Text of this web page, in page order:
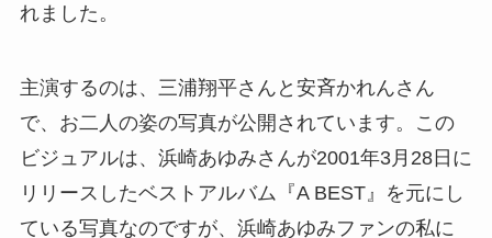
れました。
主演するのは、三浦翔平さんと安斉かれんさん
で、お二人の姿の写真が公開されています。この
ビジュアルは、浜崎あゆみさんが2001年3月28日に
リリースしたベストアルバム『A BEST』を元にし
ている写真なのですが、浜崎あゆみファンの私に